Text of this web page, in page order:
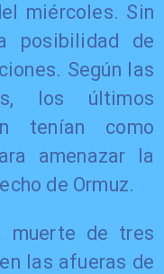
miércoles. Sin
posibilidad de
Según las
los últimos
tenían como
amenazar la
de Ormuz.
muerte de tres
las afueras de